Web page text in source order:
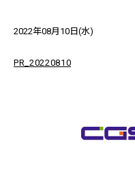
2022年08月10日(水)
PR_20220810